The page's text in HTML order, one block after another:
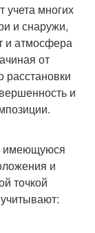
учета многих
и снаружи,
и атмосфера
от
расстановки
и
имеющуюся
и
точкой